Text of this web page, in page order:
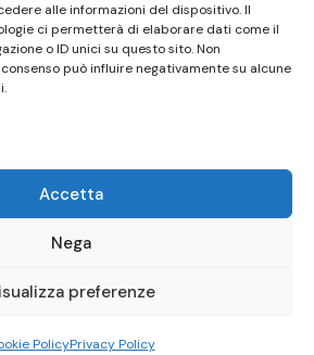
alle informazioni del dispositivo. Il
ci permetterà di elaborare dati come il
o ID unici su questo sito. Non
può influire negativamente su alcune
Accetta
Nega
preferenze
PolicyPrivacy Policy